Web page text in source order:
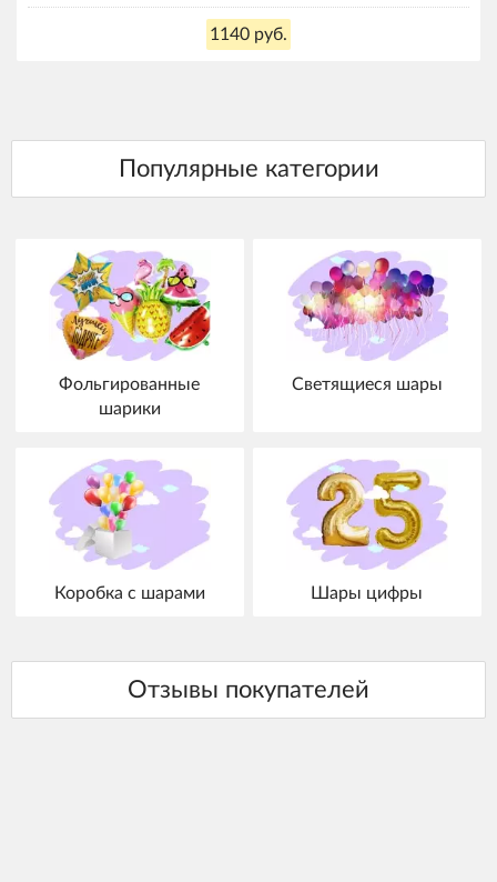
1140 руб.
Фольгированные
шарики
Светящиеся шары
Коробка с шарами Шары цифры